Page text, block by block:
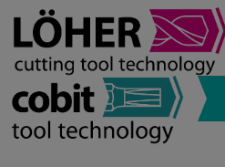
Mit dem Blick aufs